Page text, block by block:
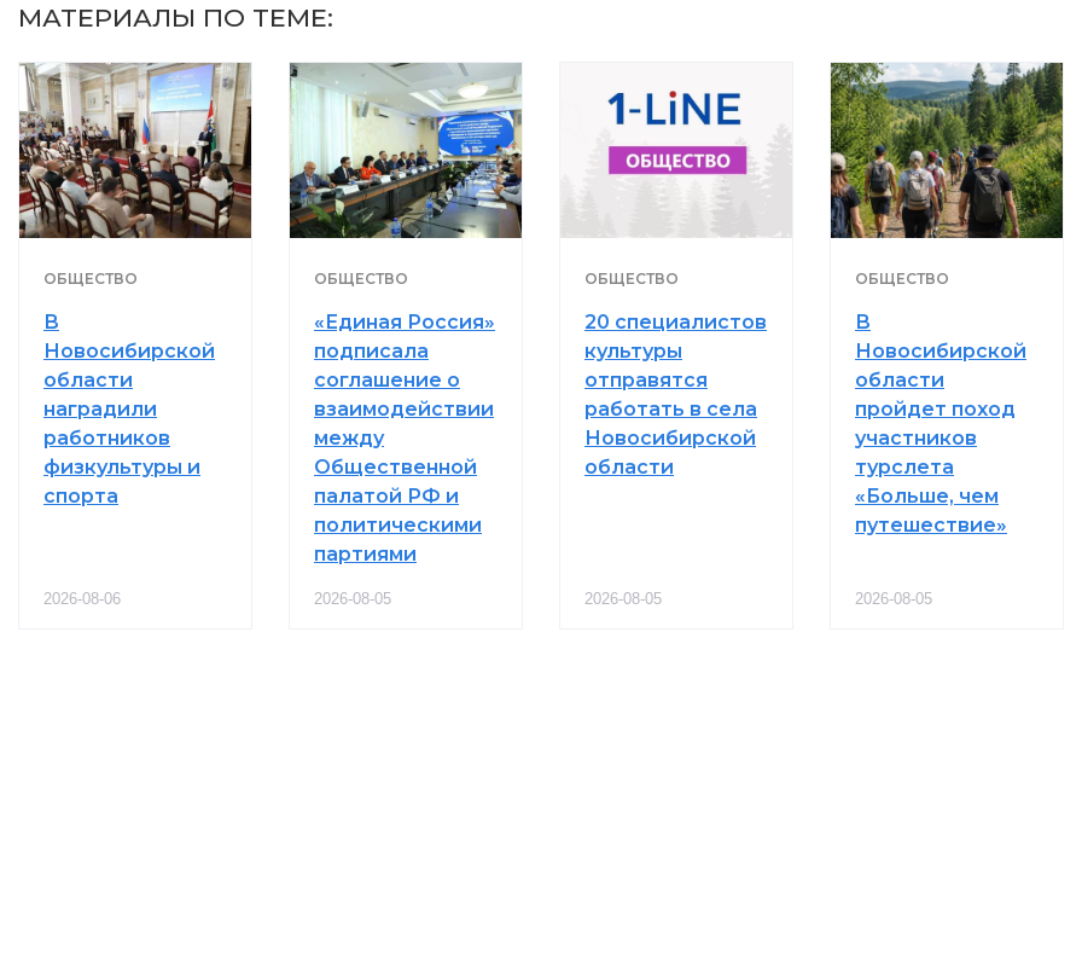
МАТЕРИАЛЫ ПО ТЕМЕ:
ОБЩЕСТВО
В
Новосибирской
области
наградили
работников
физкультуры и
спорта
2026-08-06
ОБЩЕСТВО
«Единая Россия»
подписала
соглашение о
взаимодействии
между
Общественной
палатой РФ и
политическими
партиями
2026-08-05
ОБЩЕСТВО
20 специалистов
культуры
отправятся
работать в села
Новосибирской
области
2026-08-05
ОБЩЕСТВО
В
Новосибирской
области
пройдет поход
участников
турслета
«Больше, чем
путешествие»
2026-08-05